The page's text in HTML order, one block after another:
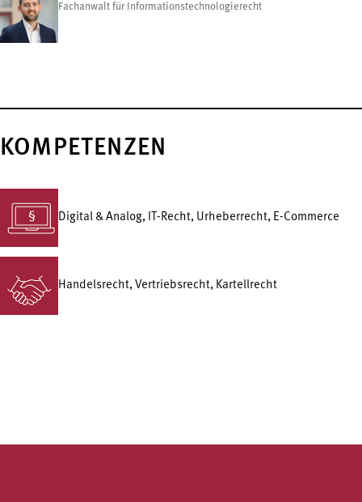
Fachanwalt für Informationstechnologierecht
KOMPETENZEN
Digital & Analog, IT-Recht, Urheberrecht, E-Commerce
Handelsrecht, Vertriebsrecht, Kartellrecht